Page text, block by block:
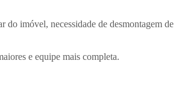
do imóvel, necessidade de desmontagem
e equipe mais completa.